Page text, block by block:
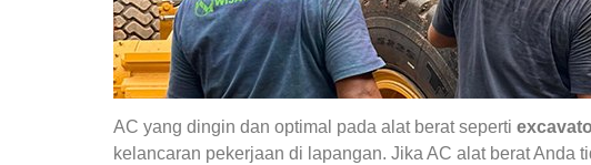
AC yang dingin dan optimal pada alat berat seperti
kelancaran pekerjaan di lapangan. Jika AC alat berat Anda